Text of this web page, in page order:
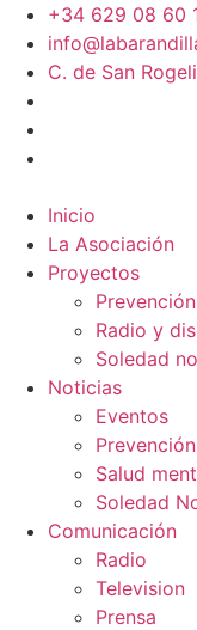
+34 629 08 60
C. de San
Inicio
La Asociación
Proyectos
Radio y
Soledad
Noticias
Eventos
Salud
Soledad
Comunicación
Radio
Television
Prensa